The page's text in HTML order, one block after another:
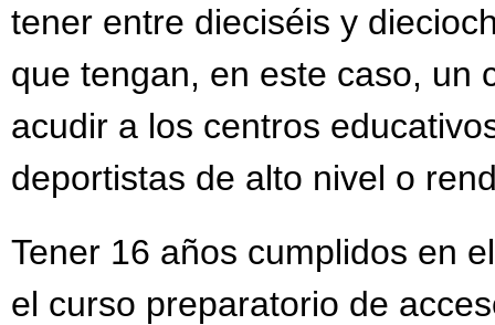
tener entre dieciséis y
que tengan, en este caso, un
acudir a los centros
deportistas de alto nivel o
Tener 16 años cumplidos en
el curso preparatorio de